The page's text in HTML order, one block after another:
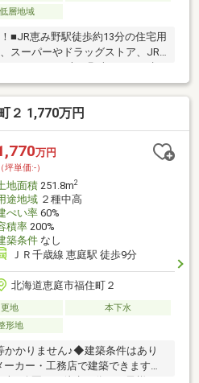
層地域
■JR恵み野駅徒歩約13分の住宅用
スーパーやドラッグストア、JR
セスのよい恵み野南エリア■建
先行購入をしておきたい方や、
け、という方にもおすすめで
ので、庭や駐車場を広く確保し
はぜひ一度ご検討ください。■
て良いかわからない、という方に
えさせていただき、土地の見方
ただきます。
２ 1,770万円
万円
（坪単価:-）
地面積251.8m2
途地域２種中高
ぺい率60%
積率200%
築条件なし
ＪＲ千歳線 恵庭駅 徒歩9分
北海道恵庭市福住町２
更地
本下水
形地
かりません♪◆建築条件はあり
カー・工務店で建築できます